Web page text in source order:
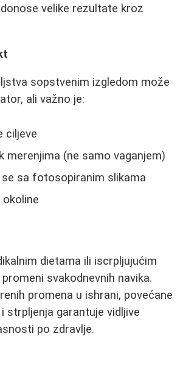
velike rezultate kroz
sopstvenim izgledom može
ali važno je:
ciljeve
merenjima (ne samo vaganjem)
sa fotosopiranim slikama
dietama ili iscrpljujućim
svakodnevnih navika.
promena u ishrani, povećane
strpljenja garantuje vidljive
po zdravlje.